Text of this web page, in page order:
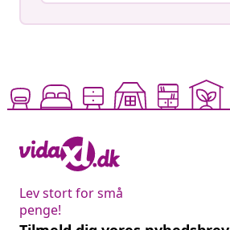
Lev stort for små
penge!